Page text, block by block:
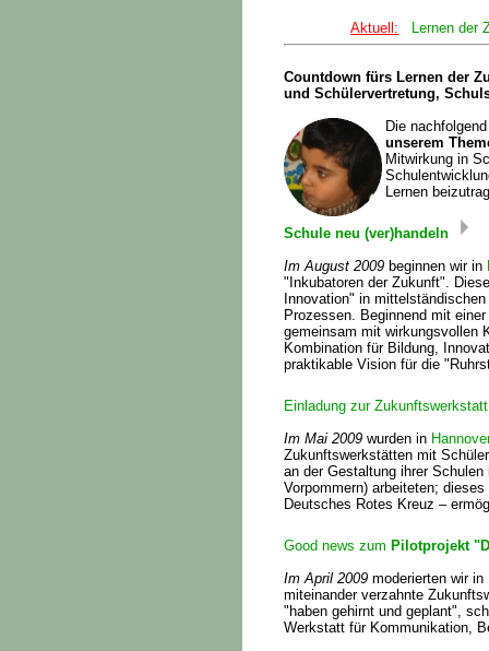
Aktuell: Lernen der
Countdown fürs Lernen der
und Schülervertretung,
Die
unserem
Mitwirkung in
Lernen
Schule neu (ver)handeln
Im August 2009 beginnen wir in
"Inkubatoren der Zukunft".
Innovation" in
Prozessen. Beginnend mit
gemeinsam mit wirkungsvollen
Kombination für Bildung,
praktikable Vision für die
Einladung zur
Im Mai 2009 wurden in
Zukunftswerkstätten mit
an der Gestaltung ihrer
Vorpommern) arbeiteten;
Deutsches Rotes Kreuz –
Good news zum Pilotprojekt
Im April 2009 moderierten wir in
miteinander verzahnte
"haben gehirnt und geplant",
Werkstatt für Kommunikation,